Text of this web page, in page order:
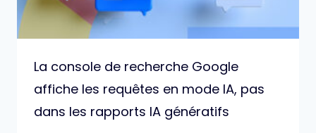
La console de recherche Google
affiche les requêtes en mode IA, pas
dans les rapports IA génératifs